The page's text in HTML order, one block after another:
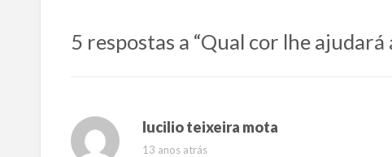
5 respostas a “Qual cor lhe ajudará
lucilio teixeira mota
13 anos atrás